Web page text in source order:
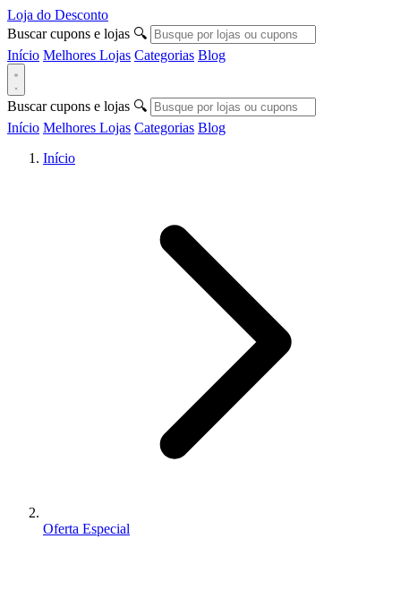
Loja do Desconto
Buscar cupons e lojas 🔍
Início Melhores Lojas Categorias Blog
Buscar cupons e lojas 🔍
Início Melhores Lojas Categorias Blog
Início
Oferta Especial